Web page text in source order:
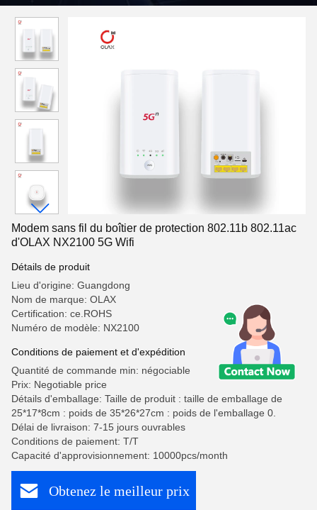
Modem sans fil du boîtier de protection 802.11b 802.11ac
d'OLAX NX2100 5G Wifi
Détails de produit
Lieu d'origine: Guangdong
Nom de marque: OLAX
Certification: ce.ROHS
Numéro de modèle: NX2100
Conditions de paiement et d'expédition
Quantité de commande min: négociable
Prix: Negotiable price
Détails d'emballage: Taille de produit : taille de emballage de
25*17*8cm : poids de 35*26*27cm : poids de l'emballage 0.
Délai de livraison: 7-15 jours ouvrables
Conditions de paiement: T/T
Capacité d'approvisionnement: 10000pcs/month
Obtenez le meilleur prix